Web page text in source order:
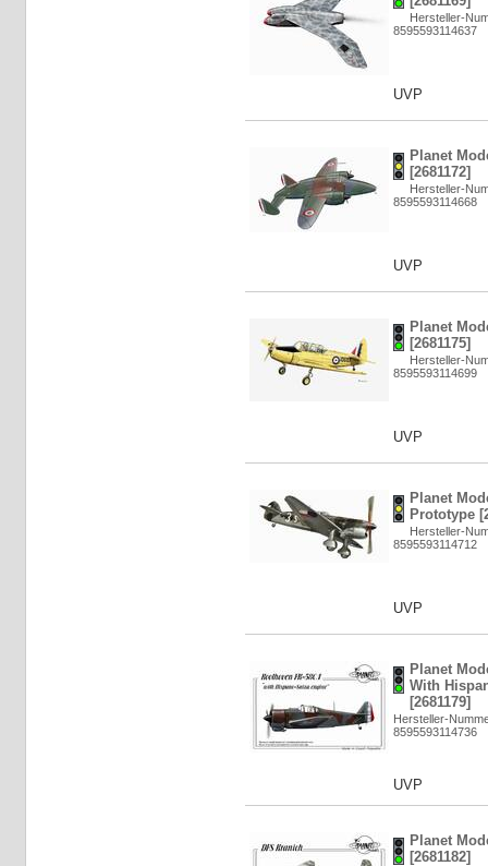
Hersteller-
8595593114637
UVP
Planet
[2681172]
Hersteller-
8595593114668
UVP
Planet
[2681175]
Hersteller-
8595593114699
UVP
Planet
Prototype
Hersteller-
8595593114712
UVP
Planet
With
[2681179]
Hersteller-
8595593114736
UVP
Planet
[2681182]